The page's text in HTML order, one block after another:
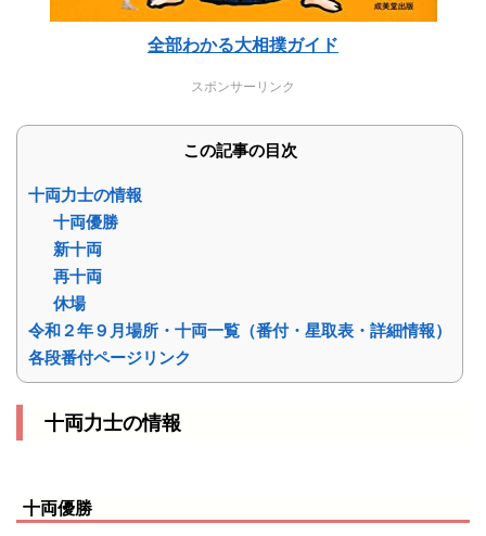
全部わかる大相撲ガイド
スポンサーリンク
この記事の目次
十両力士の情報
十両優勝
新十両
再十両
休場
令和２年９月場所・十両一覧（番付・星取表・詳細情報）
各段番付ページリンク
十両力士の情報
十両優勝